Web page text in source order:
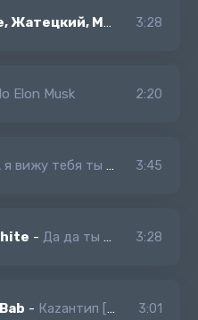
What's up?, Oldee, Жатецкий, MARO -
3:28
Elon Musk 2:20
тебя ты сейчас у меня в голове 3:45
- Да да ты всем дала там был Sqwoz bab и Soda luv 3:28
- Каzантип [Remix] 3:01